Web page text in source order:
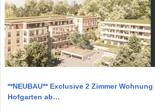
**NEUBAU** Exclusive 2 Zimmer
Hofgarten ab…